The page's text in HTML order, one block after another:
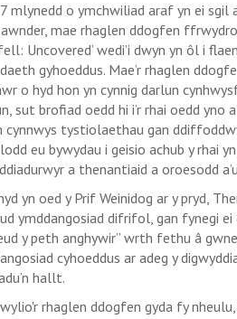
mlynedd o ymchwiliad araf yn ei sgil
mae rhaglen ddogfen
Uncovered’ wedi’i dwyn yn ôl i
gyhoeddus. Mae’r rhaglen
o hyd hon yn cynnig darlun
sut brofiad oedd hi i’r rhai oedd yno
cynnwys tystiolaethau gan
eu bywydau i geisio achub y rhai
a thenantiaid a oroesodd
yn oed y Prif Weinidog ar y pryd,
ymddangosiad difrifol, gan fynegi
y peth anghywir” wrth fethu â
cyhoeddus ar adeg y
hallt.
rhaglen ddogfen gyda fy